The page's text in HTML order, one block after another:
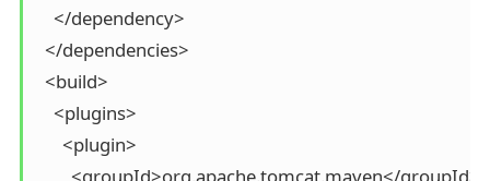
    </dependency>
  </dependencies>
  <build>
    <plugins>
      <plugin>